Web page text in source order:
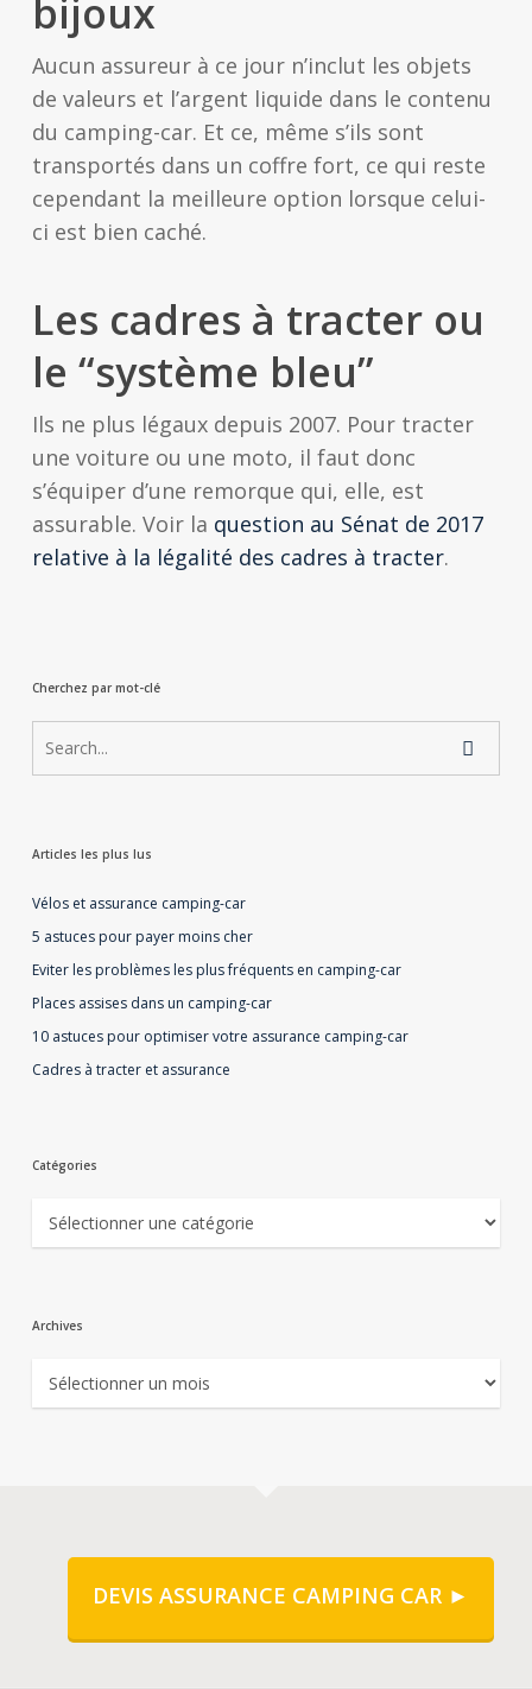
bijoux
Aucun assureur à ce jour n’inclut les objets
de valeurs et l’argent liquide dans le contenu
du camping-car. Et ce, même s’ils sont
transportés dans un coffre fort, ce qui reste
cependant la meilleure option lorsque celui-
ci est bien caché.
Les cadres à tracter ou
le “système bleu”
Ils ne plus légaux depuis 2007. Pour tracter
une voiture ou une moto, il faut donc
s’équiper d’une remorque qui, elle, est
assurable. Voir la question au Sénat de 2017
relative à la légalité des cadres à tracter.
Cherchez par mot-clé
Articles les plus lus
Vélos et assurance camping-car
5 astuces pour payer moins cher
Eviter les problèmes les plus fréquents en camping-car
Places assises dans un camping-car
10 astuces pour optimiser votre assurance camping-car
Cadres à tracter et assurance
Catégories
Catégories
Archives
Archives
DEVIS ASSURANCE CAMPING CAR ►